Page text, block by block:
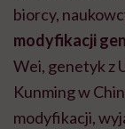
biorcy,
modyfikacji
Wei, genetyk z
Kunming w
modyfikacji,